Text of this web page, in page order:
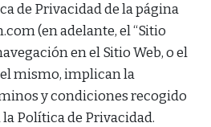
de Privacidad de la página
(en adelante, el “Sitio
en el Sitio Web, o el
mismo, implican la
y condiciones recogido
Política de Privacidad.